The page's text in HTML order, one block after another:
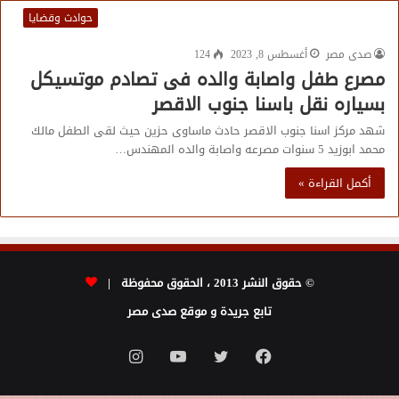
حوادث وقضايا
صدى مصر
أغسطس 8, 2023 124
مصرع طفل واصابة والده فى تصادم موتسيكل
بسياره نقل باسنا جنوب الاقصر
شهد مركز اسنا جنوب الاقصر حادث ماساوى حزين حيث لقى الطفل مالك
محمد ابوزيد 5 سنوات مصرعه واصابة والده المهندس…
أكمل القراءة »
© حقوق النشر 2013 ، الحقوق محفوظة |
تابع جريدة و موقع صدى مصر
فيسبوك تويتر يوتيوبانستقرام